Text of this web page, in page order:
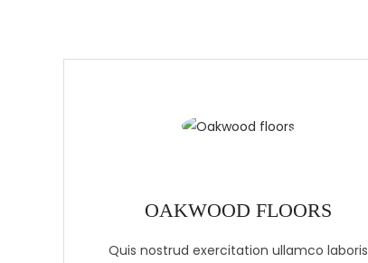
OAKWOOD FLOORS
Quis nostrud exercitation ullamco laboris